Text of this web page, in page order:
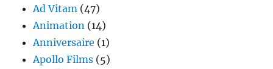
Ad Vitam (47)
Animation (14)
Anniversaire (1)
Apollo Films (5)